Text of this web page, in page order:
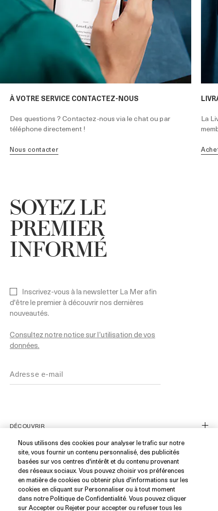
À VOTRE SERVICE CONTACTEZ-NOUS
Des questions ? Contactez-nous via le chat ou par
téléphone directement !
nous contacter
La
SOYEZ LE
PREMIER
INFORMÉ
Inscrivez-vous à la newsletter La Mer afin
d'être le premier à découvrir nos dernières
nouveautés.
Consultez notre notice sur l’utilisation de vos
données.
DÉCOUVRIR
Notre Histoire
Les Ingrédients
Blue Heart
Suivre ma commande
SERVICE CLIENT
WhatsApp (+33)1 82 88 38 88
Nous utilisons des cookies pour analyser le trafic sur notre
site, vous fournir un contenu personnalisé, des publicités
basées sur vos centres d'intérêt et du contenu provenant
des réseaux sociaux. Vous pouvez choisir vos préférences
en matière de cookies ou obtenir plus d'informations sur les
cookies en cliquant sur Personnaliser ou à tout moment
dans notre Politique de Confidentialité. Vous pouvez cliquer
sur Accepter ou Rejeter pour accepter ou refuser tous les